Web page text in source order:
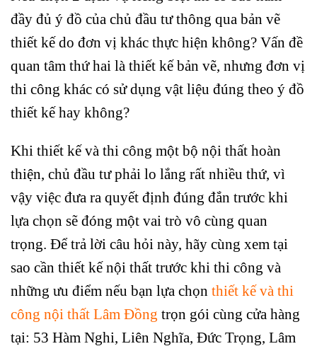
đầy đủ ý đồ của chủ đầu tư thông qua bản vẽ
thiết kế do đơn vị khác thực hiện không? Vấn đề
quan tâm thứ hai là thiết kế bản vẽ, nhưng đơn vị
thi công khác có sử dụng vật liệu đúng theo ý đồ
thiết kế hay không?
Khi thiết kế và thi công một bộ nội thất hoàn
thiện, chủ đầu tư phải lo lắng rất nhiều thứ, vì
vậy việc đưa ra quyết định đúng đắn trước khi
lựa chọn sẽ đóng một vai trò vô cùng quan
trọng. Để trả lời câu hỏi này, hãy cùng xem tại
sao cần thiết kế nội thất trước khi thi công và
những ưu điểm nếu bạn lựa chọn thiết kế và thi
công nội thất Lâm Đồng trọn gói cùng cửa hàng
tại: 53 Hàm Nghi, Liên Nghĩa, Đức Trọng, Lâm